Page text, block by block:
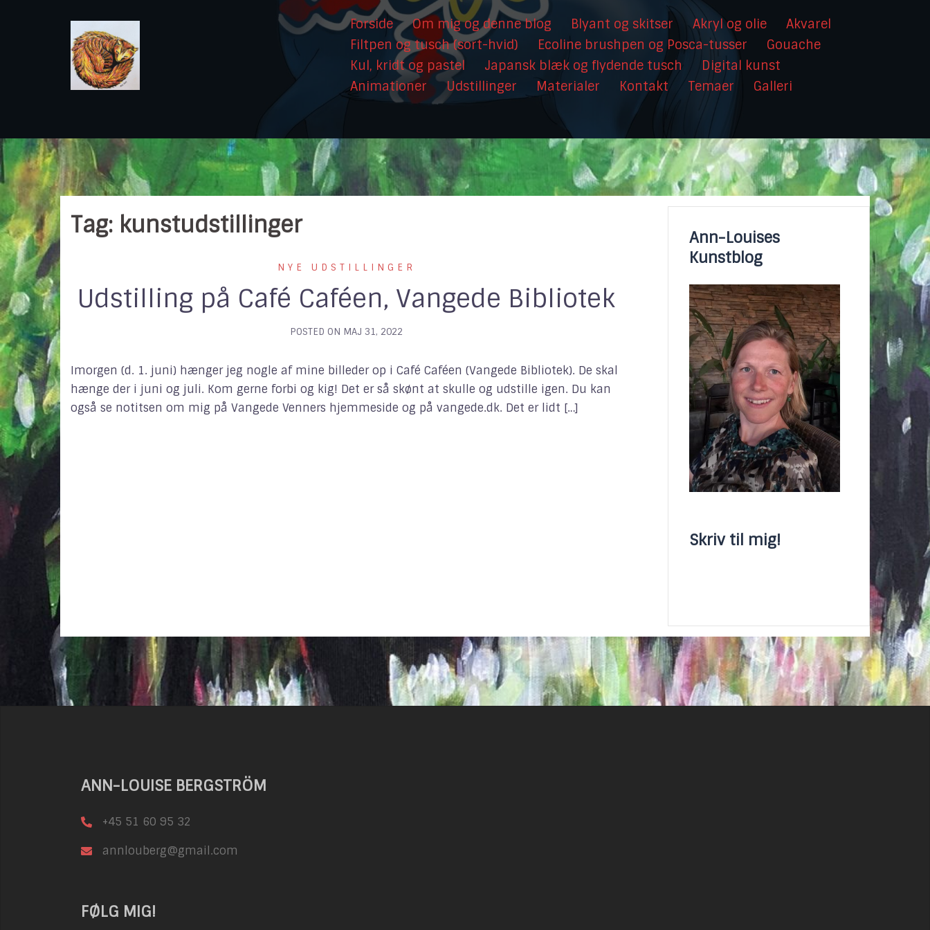
Forside Om mig og denne blog Blyant og skitser Akryl og olie
Akvarel
Filtpen og tusch (sort-hvid)
Ecoline brushpen og Posca-tusser
Gouache
Kul, kridt og pastel
Japansk blæk og flydende tusch
Digital kunst
Animationer
Udstillinger Materialer Kontakt Temaer Galleri
Tag: kunstudstillinger
NYE UDSTILLINGER
Udstilling på Café Caféen, Vangede Bibliotek
POSTED ON MAJ 31, 2022
Imorgen (d. 1. juni) hænger jeg nogle af mine billeder op i Café Caféen (Vangede Bibliotek). De skal
hænge der i juni og juli. Kom gerne forbi og kig! Det er så skønt at skulle og udstille igen. Du kan
også se notitsen om mig på Vangede Venners hjemmeside og på vangede.dk. Det er lidt […]
Ann-Louises
Kunstblog
Skriv til mig!
ANN-LOUISE BERGSTRÖM
+45 51 60 95 32
annlouberg@gmail.com
FØLG MIG!